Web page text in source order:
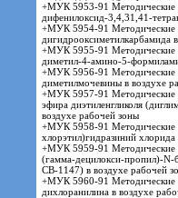
+МУК 5953-91 Методические
дифенилоксид-3,4,31,41-
+МУК 5954-91 Методические
дигидрооксиметилкарбамида
+МУК 5955-91 Методические
диметил-4-амино-5-
+МУК 5956-91 Методические
диметилмочевины в воздухе
+МУК 5957-91 Методические
эфира диэтиленгликоля
воздухе рабочей зоны
+МУК 5958-91 Методические
хлорэтил)гидразиний
+МУК 5959-91 Методические
(гамма-децилокси-пропил)-N-
СВ-1147) в воздухе рабочей
+МУК 5960-91 Методические
дихлоранилина в воздухе